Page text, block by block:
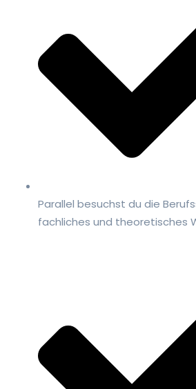
Parallel besuchst du die
fachliches und theoretisches